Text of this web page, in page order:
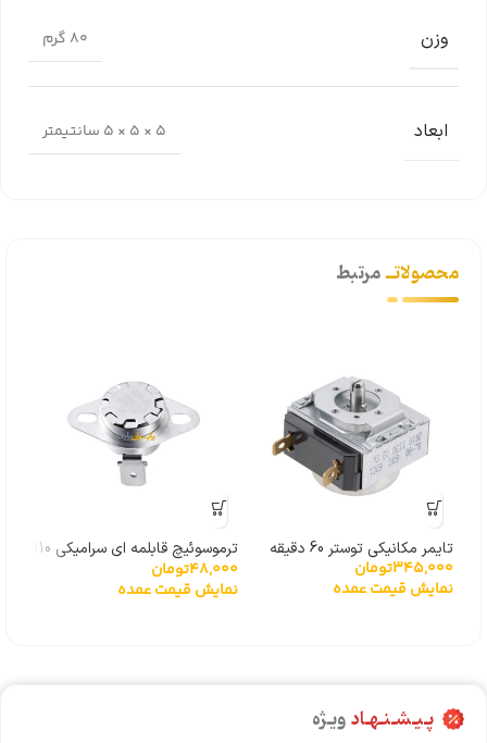
وزن 80 گرم
ابعاد 5 × 5 × 5 سانتیمتر
محصولاتــمرتبط
تایمر مکانیکی توستر 60 دقیقه
345,000تومان
نمایش قیمت عمده
ترموسوئیچ قابلمه ای سرامیکی 110
درجه
48,000تومان
نمایش قیمت عمده
پـیـشـنـهـادویـژه